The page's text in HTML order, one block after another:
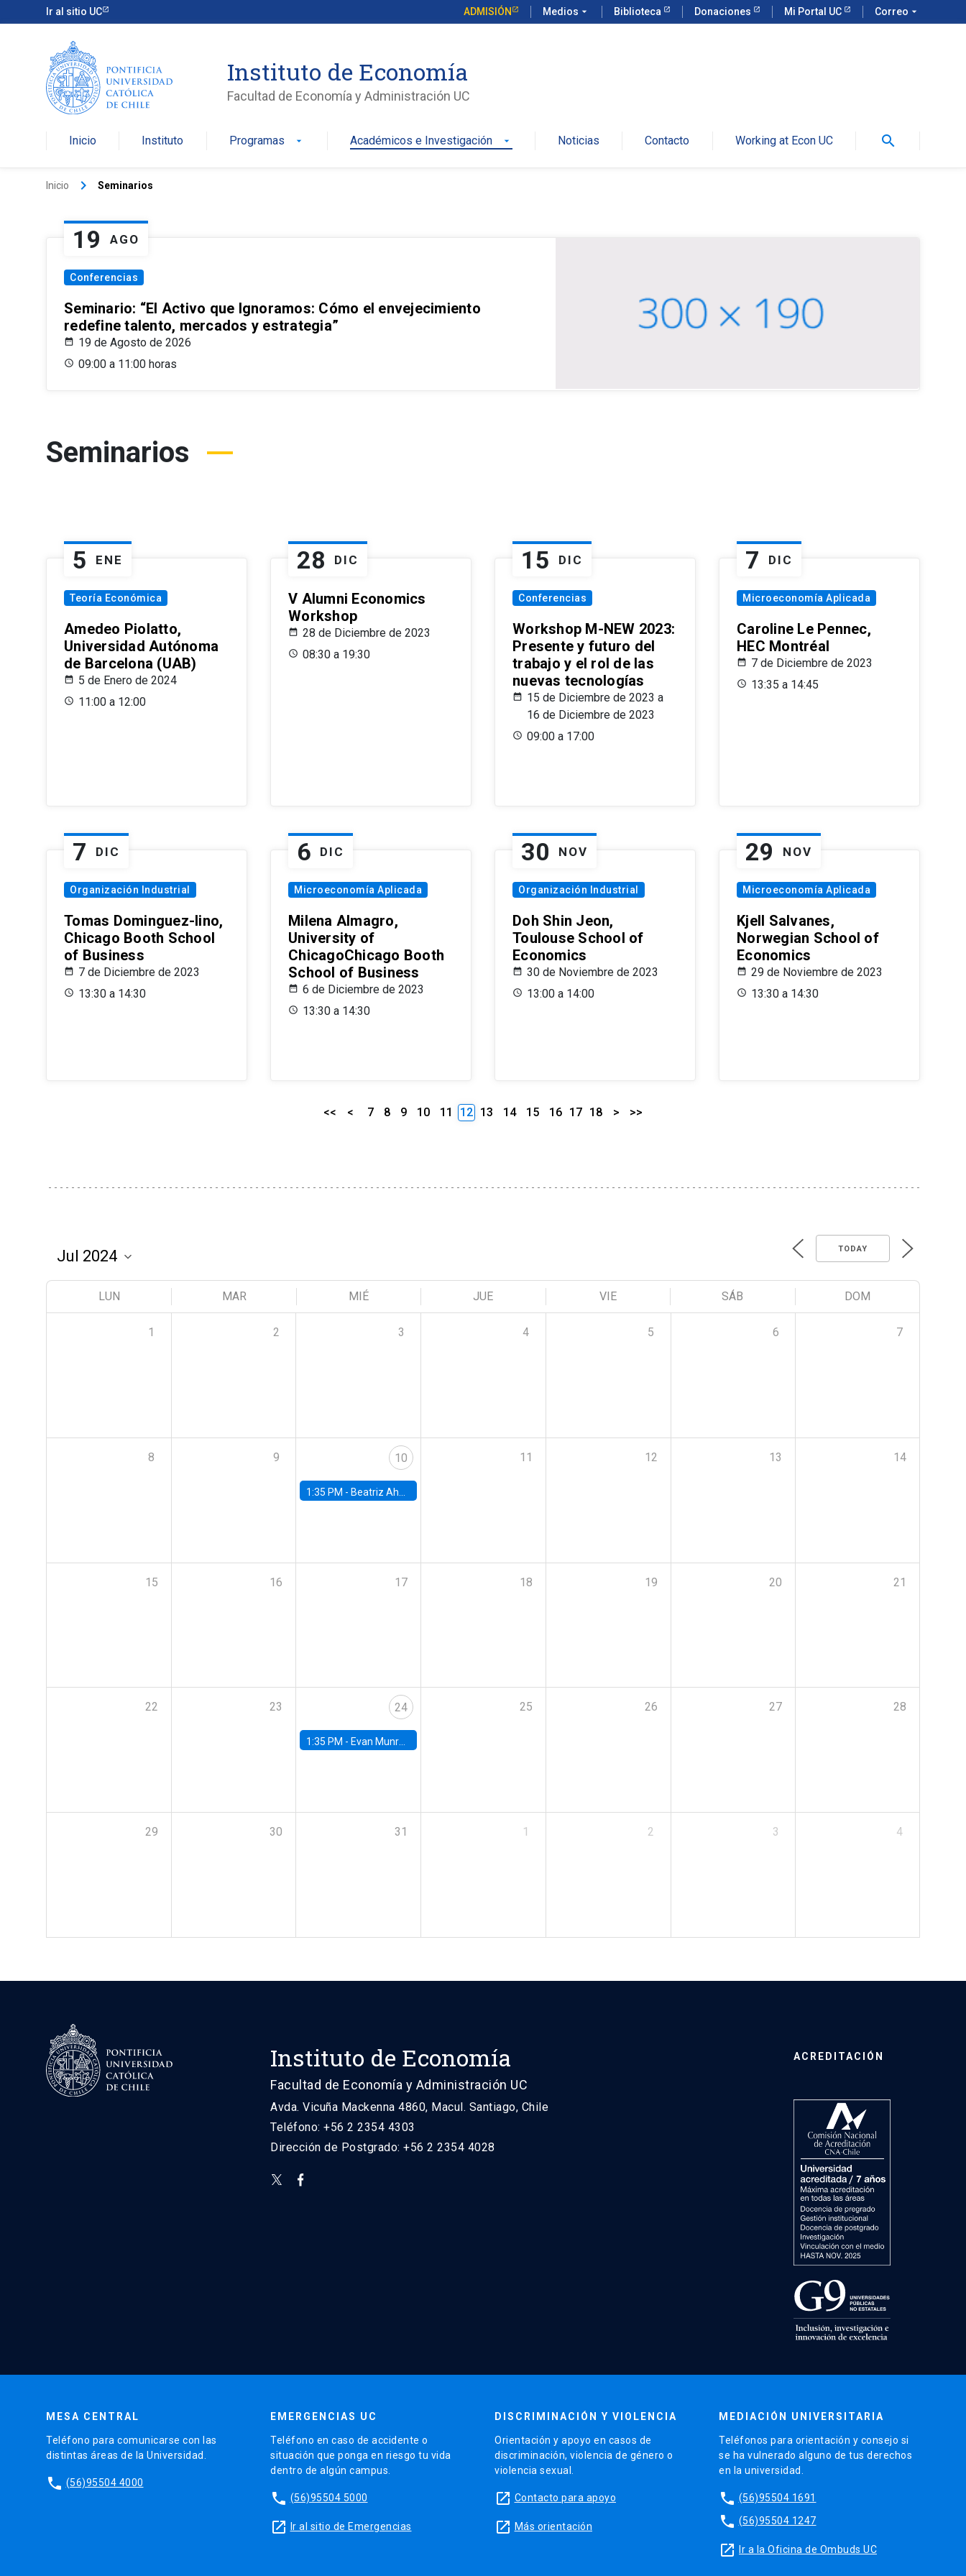
Ir al sitio UC ADMISIÓN Medios arrow_drop_down Biblioteca Donaciones Mi Portal UC Correo arrow_drop_down
Instituto de Economía
Facultad de Economía y Administración UC
Inicio Instituto Programas arrow_drop_down Académicos e Investigación arrow_drop_down Noticias Contacto Working at Econ UC search
Inicio keyboard_arrow_right Seminarios
19 AGO
Conferencias
Seminario: “El Activo que Ignoramos: Cómo el envejecimiento
redefine talento, mercados y estrategia”
19 de Agosto de 2026
09:00 a 11:00 horas
Seminarios
5 ENE
Teoría Económica
Amedeo Piolatto,
Universidad Autónoma
de Barcelona (UAB)
5 de Enero de 2024
11:00 a 12:00
28 DIC
V Alumni Economics
Workshop
28 de Diciembre de 2023
08:30 a 19:30
15 DIC
Conferencias
Workshop M-NEW 2023:
Presente y futuro del
trabajo y el rol de las
nuevas tecnologías
15 de Diciembre de 2023 a
16 de Diciembre de 2023
09:00 a 17:00
7 DIC
Microeconomía Aplicada
Caroline Le Pennec,
HEC Montréal
7 de Diciembre de 2023
13:35 a 14:45
7 DIC
Organización Industrial
Tomas Dominguez-Iino,
Chicago Booth School
of Business
7 de Diciembre de 2023
13:30 a 14:30
6 DIC
Microeconomía Aplicada
Milena Almagro,
University of
ChicagoChicago Booth
School of Business
6 de Diciembre de 2023
13:30 a 14:30
30 NOV
Organización Industrial
Doh Shin Jeon,
Toulouse School of
Economics
30 de Noviembre de 2023
13:00 a 14:00
29 NOV
Microeconomía Aplicada
Kjell Salvanes,
Norwegian School of
Economics
29 de Noviembre de 2023
13:30 a 14:30
<< < 7 8 9 10 11 12 13 14 15 16 17 18 > >>
TODAY
LUN MAR MIÉ JUE VIE SÁB DOM
1 2 3 4 5 6 7
8 9 10
1:35 PM - Beatriz Ahumada, PhD candidate, Universidad de Pittsburgh
11 12 13 14
15 16 17 18 19 20 21
22 23 24
1:35 PM - Evan Munro, Neyman Visiting Assistant Professor in the Department of Statistics at UC Berkeley
25 26 27 28
29 30 31 1 2 3 4
Instituto de Economía
Facultad de Economía y Administración UC
Avda. Vicuña Mackenna 4860, Macul. Santiago, Chile
Teléfono: +56 2 2354 4303
Dirección de Postgrado: +56 2 2354 4028
ACREDITACIÓN
MESA CENTRAL
Teléfono para comunicarse con las
distintas áreas de la Universidad.
phone (56)95504 4000
EMERGENCIAS UC
Teléfono en caso de accidente o
situación que ponga en riesgo tu vida
dentro de algún campus.
phone (56)95504 5000
launch Ir al sitio de Emergencias
DISCRIMINACIÓN Y VIOLENCIA
Orientación y apoyo en casos de
discriminación, violencia de género o
violencia sexual.
launch Contacto para apoyo
launch Más orientación
MEDIACIÓN UNIVERSITARIA
Teléfonos para orientación y consejo si
se ha vulnerado alguno de tus derechos
en la universidad.
phone (56)95504 1691
phone (56)95504 1247
launch Ir a la Oficina de Ombuds UC